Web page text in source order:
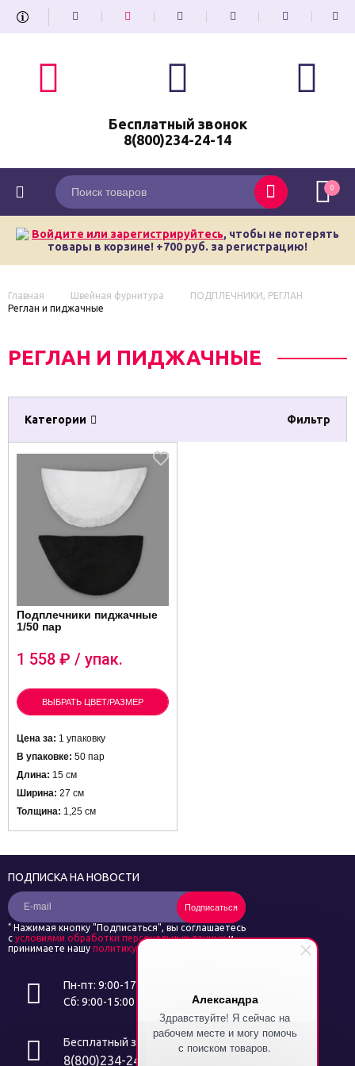
Александра
Здравствуйте! Я сейчас на
рабочем месте и могу помочь
с поиском товаров.
Бесплатный звонок
8(800)234-24-14
0
Войдите или зарегистрируйтесь, чтобы не потерять
товары в корзине! +700 руб. за регистрацию!
Главная Швейная фурнитура
ПОДПЛЕЧНИКИ, РЕГЛАН
Реглан и пиджачные
РЕГЛАН И ПИДЖАЧНЫЕ
Категории Фильтр
Подплечники пиджачные
1/50 пар
1 558 ₽ / упак.
ВЫБРАТЬ ЦВЕТ/РАЗМЕР
Цена за: 1 упаковку
В упаковке: 50 пар
Длина: 15 см
Ширина: 27 см
Толщина: 1,25 см
Пн-пт: 9:00-17:00
Сб: 9:00-15:00
Бесплатный звонок
8(800)234-24-14
ПОДПИСКА НА НОВОСТИ
Подписаться
* Нажимая кнопку "Подписаться", вы соглашаетесь
с условиями обработки персональных данныхи
принимаете нашу политику конфиденциальности